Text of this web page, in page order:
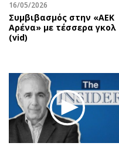
16/05/2026
Συμβιβασμός στην «ΑΕΚ
Αρένα» με τέσσερα γκολ
(vid)